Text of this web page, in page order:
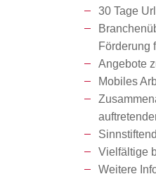
30 Tage
Förderung
Angebote
Mobiles
Vielfältige
Weitere